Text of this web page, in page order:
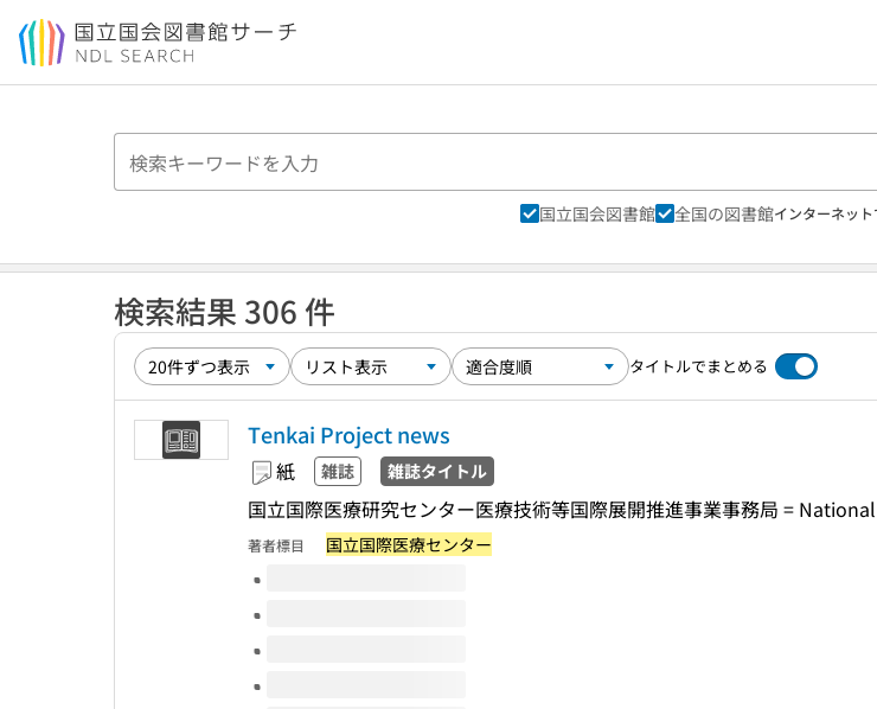
本文へ移動
国立国会図書館 全国の図書館インターネッ
検索結果 306 件
タイトルでまとめる
Tenkai Project news
紙 雑誌 雑誌タイトル
国立国際医療研究センター医療技術等国際展開推進事業事務局 =
著者標目 国立国際医療センター
このタイトルの巻号